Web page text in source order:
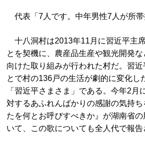
代表「7人です。中年男性7人が所帯
十八洞村は2013年11月に習近平主
とを契機に、農産品生産や観光開発
向けた取り組みが行われた村だ。習近
とで村の136戸の生活が劇的に変化し
「習近平さまさま」である。今年2月
対するあふれんばかりの感謝の気持
たを何とお呼びすべきか』が湖南省
いて、この歌についても全人代で報告